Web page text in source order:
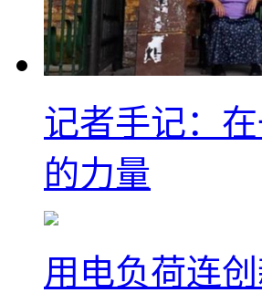
记者手记：
的力量
用电负荷连